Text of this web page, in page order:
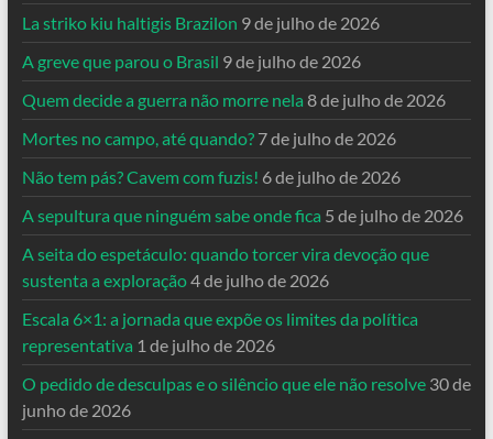
La striko kiu haltigis Brazilon 9 de julho de 2026
A greve que parou o Brasil 9 de julho de 2026
Quem decide a guerra não morre nela 8 de julho de 2026
Mortes no campo, até quando? 7 de julho de 2026
Não tem pás? Cavem com fuzis! 6 de julho de 2026
A sepultura que ninguém sabe onde fica 5 de julho de 2026
A seita do espetáculo: quando torcer vira devoção que
sustenta a exploração4 de julho de 2026
Escala 6×1: a jornada que expõe os limites da política
representativa 1 de julho de 2026
O pedido de desculpas e o silêncio que ele não resolve 30 de
junho de 2026